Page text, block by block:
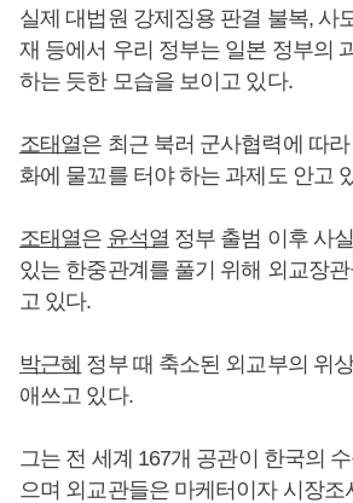
실제 대법원 강제징용 판결 불복, 사
재 등에서 우리 정부는 일본 정부의
하는 듯한 모습을 보이고 있다.
조태열은 최근 북러 군사협력에 따
화에 물꼬를 터야 하는 과제도 안고
조태열은 윤석열 정부 출범 이후 사
있는 한중관계를 풀기 위해 외교장
고 있다.
박근혜 정부 때 축소된 외교부의 위
애쓰고 있다.
그는 전 세계 167개 공관이 한국의
으며 외교관들은 마케터이자 시장조